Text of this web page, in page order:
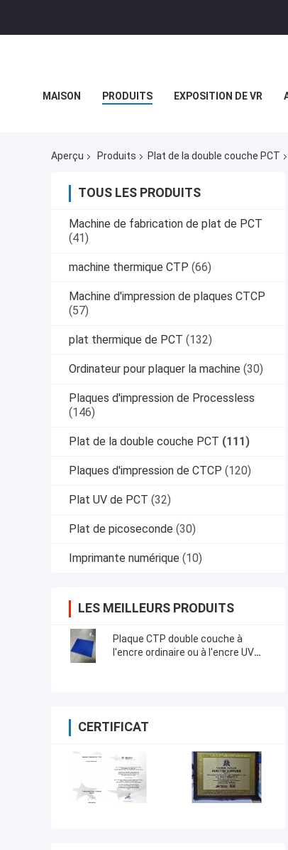
MAISON PRODUITS EXPOSITION DE VR
Aperçu Produits Plat de la double couche PCT
TOUS LES PRODUITS
Machine de fabrication de plat de PCT
(41)
machine thermique CTP (66)
Machine d'impression de plaques CTCP
(57)
plat thermique de PCT (132)
Ordinateur pour plaquer la machine (30)
Plaques d'impression de Processless
(146)
Plat de la double couche PCT (111)
Plaques d'impression de CTCP (120)
Plat UV de PCT (32)
Plat de picoseconde (30)
Imprimante numérique (10)
LES MEILLEURS PRODUITS
Plaque CTP double couche à
l'encre ordinaire ou à l'encre UV
CERTIFICAT